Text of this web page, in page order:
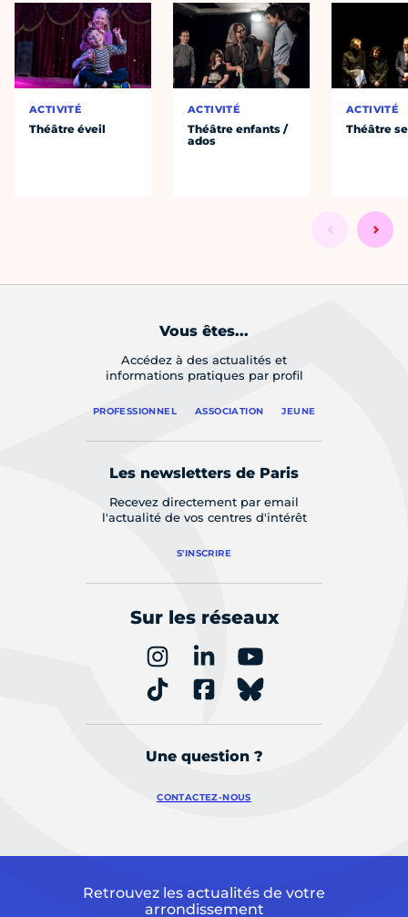
ACTIVITÉ
Théâtre éveil
ACTIVITÉ
Théâtre enfants /
ados
ACTIVITÉ
Théâtre
Vous êtes...
Accédez à des actualités et
informations pratiques par profil
PROFESSIONNEL ASSOCIATION JEUNE
Les newsletters de Paris
Recevez directement par email
l'actualité de vos centres d'intérêt
S'INSCRIRE
Sur les réseaux
Une question ?
CONTACTEZ-NOUS
Retrouvez les actualités de votre
arrondissement